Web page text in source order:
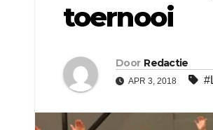
toernooi
Door Redactie
APR 3, 2018